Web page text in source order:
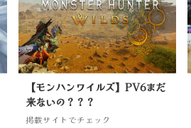
【モンハンワイルズ】PV6まだ
来ないの？？？
掲載サイトでチェック